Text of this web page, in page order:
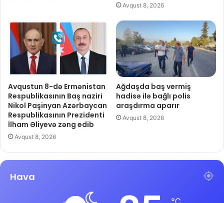
Avqust 8, 2026
Avqustun 8-də Ermənistan
Respublikasının Baş naziri
Nikol Paşinyan Azərbaycan
Respublikasının Prezidenti
İlham Əliyevə zəng edib
Avqust 8, 2026
Ağdaşda baş vermiş
hadisə ilə bağlı polis
araşdırma aparır
Avqust 8, 2026
Hava